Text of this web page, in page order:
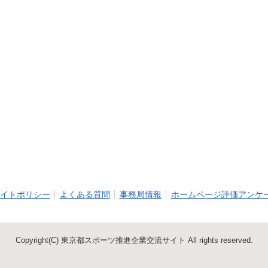
トポリシー よくある質問 事務局情報 ホームページ評価アンケ
Copyright(C) 東京都スポーツ推進企業交流サイト All rights reserved.